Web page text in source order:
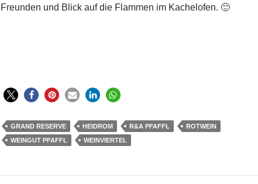
Freunden und Blick auf die Flammen im Kachelofen. 🙂
GRAND RESERVE HEIDROM R&A PFAFFL
ROTWEIN
WEINGUT PFAFFL
WEINVIERTEL